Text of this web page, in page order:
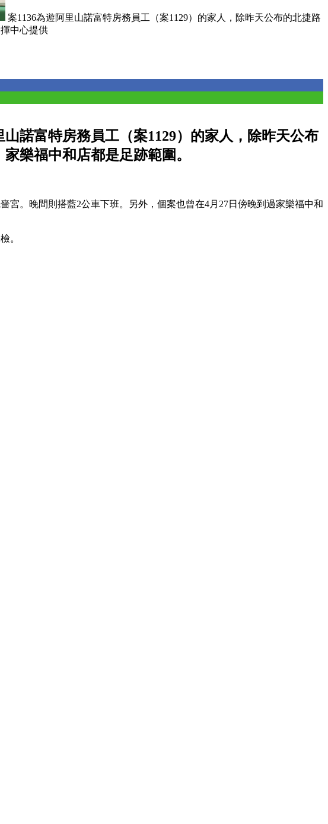
案1136為遊阿里山諾富特房務員工（案1129）的家人，除昨天公布的北捷路
中心提供
諾富特房務員工（案1129）的家人，除昨天公布
樂福中和店都是足跡範圍。
宮。晚間則搭藍2公車下班。另外，個案也曾在4月27日傍晚到過家樂福中和
。